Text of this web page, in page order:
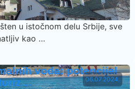
u istočnom delu Srbije, sve
kao …
06.07.2024.
voda: potencijal